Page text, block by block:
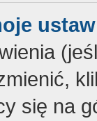
się na